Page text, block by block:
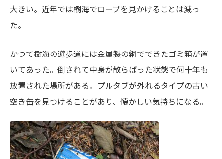
大きい。近年では樹海でロープを見かけることは減っ
た。
かつて樹海の遊歩道には金属製の網でできたゴミ箱が置
いてあった。倒されて中身が散らばった状態で何十年も
放置された場所がある。プルタブが外れるタイプの古い
空き缶を見つけることがあり、懐かしい気持ちになる。